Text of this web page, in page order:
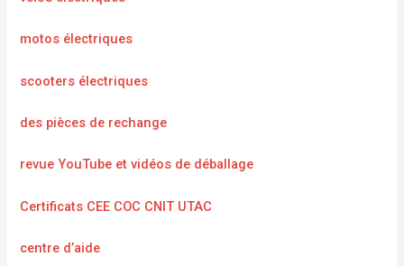
motos électriques
scooters électriques
des pièces de rechange
revue YouTube et vidéos de déballage
Certificats CEE COC CNIT UTAC
centre d’aide